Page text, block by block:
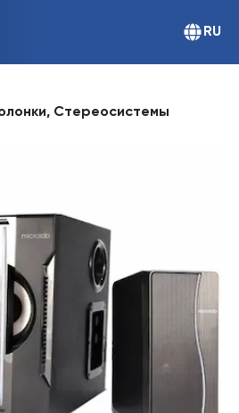
RU
Стереосистемы